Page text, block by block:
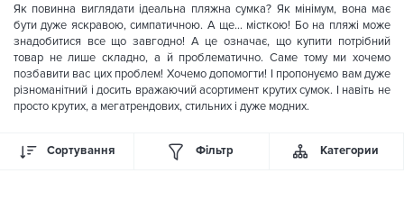
Як повинна виглядати ідеальна пляжна сумка? Як мінімум, вона має
бути дуже яскравою, симпатичною. А ще… місткою! Бо на пляжі може
знадобитися все що завгодно! А це означає, що купити потрібний
товар не лише складно, а й проблематично. Саме тому ми хочемо
позбавити вас цих проблем! Хочемо допомогти! І пропонуємо вам дуже
різноманітний і досить вражаючий асортимент крутих сумок. І навіть не
просто крутих, а мегатрендових, стильних і дуже модних.
Сортування Фільтр Категории